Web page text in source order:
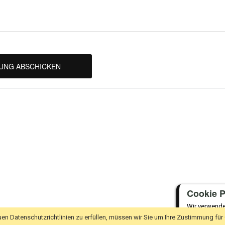
Datenschutzrichtlinien zu erfüllen, müssen wir Sie um Ihre Zustimmung
Cookie
Wir
neuen
ABSCHICKEN